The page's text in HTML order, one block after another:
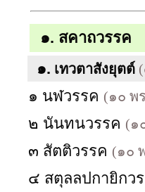
๑. สคาถวรรค
๑. เทวตาสังยุตต์
๑ นฬวรรค (๑๐ พ
๒ นันทนวรรค (๑
๓ สัตติวรรค (๑๐
๔ สตุลลปกายิกว